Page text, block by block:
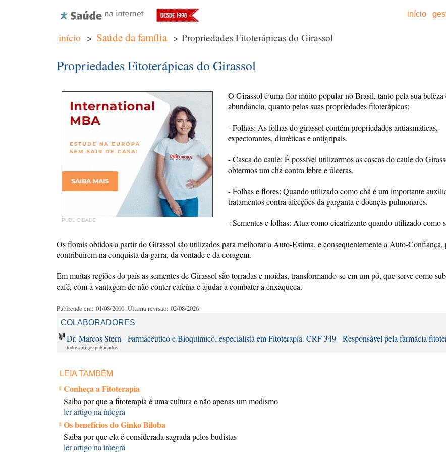
início
início > Saúde da família > Propriedades Fitoterápicas do Girassol
Propriedades Fitoterápicas do Girassol
PUBLICIDADE
O Girassol é uma flor muito popular no Brasil, tanto pela sua beleza
abundância, quanto pelas suas propriedades fitoterápicas:
- Folhas: As folhas do girassol contém propriedades antiasmáticas,
expectorantes, diuréticas e antigripais.
- Casca do caule: É possível utilizarmos as cascas do caule do
obtermos um chá contra febre e úlceras.
- Folhas e flores: Quando utilizado como chá é um importante
tratamentos contra afecções da garganta e doenças pulmonares.
- Sementes e folhas: Atua como cicatrizante quando utilizado como
Os florais obtidos a partir do Girassol são utilizados para melhorar a Auto-Estima, e consequentemente a Auto-Confiança,
contribuirem na conquista da garra, da vontade e da coragem.
Em muitas regiões do país as sementes de Girassol são torradas e moídas, transformando-se em um pó, que serve como
café, com a vantagem de não conter cafeína e ajudar a combater a enxaqueca.
Publicado em: 01/08/2000. Última revisão: 02/08/2026
COLABORADORES
Dr. Marcos Stern - Farmacêutico e Bioquímico, especialista em Fitoterapia. CRF 349 - Responsável pela farmácia
todos artigos publicados
LEIA TAMBÉM
Conheça a Fitoterapia
Saiba por que a fitoterapia é uma cultura e não apenas um modismo
ler artigo na íntegra
Os benefícios do Ginko Biloba
Saiba por que ela é considerada sagrada pelos budistas
ler artigo na íntegra